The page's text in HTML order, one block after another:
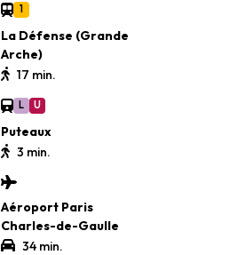
1
La Défense (Grande
Arche)
17 min.
L U
Puteaux
3 min.
Aéroport Paris
Charles-de-Gaulle
34 min.